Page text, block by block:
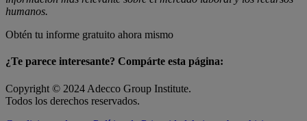
humanos.
Obtén tu informe gratuito ahora mismo
¿Te parece interesante? Compárte esta página:
Copyright © 2024 Adecco Group Institute.
Todos los derechos reservados.